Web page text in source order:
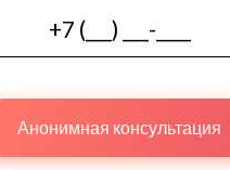
Анонимная консультация